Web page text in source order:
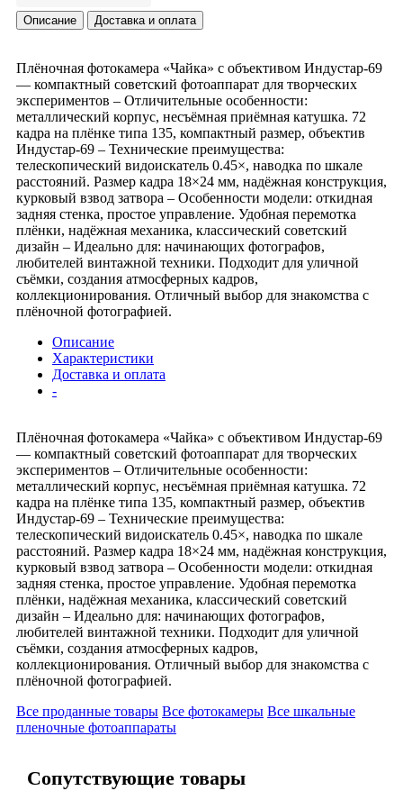
Описание Доставка и оплата
Плёночная фотокамера «Чайка» с объективом Индустар-69
— компактный советский фотоаппарат для творческих
экспериментов – Отличительные особенности:
металлический корпус, несъёмная приёмная катушка. 72
кадра на плёнке типа 135, компактный размер, объектив
Индустар-69 – Технические преимущества:
телескопический видоискатель 0.45×, наводка по шкале
расстояний. Размер кадра 18×24 мм, надёжная конструкция,
курковый взвод затвора – Особенности модели: откидная
задняя стенка, простое управление. Удобная перемотка
плёнки, надёжная механика, классический советский
дизайн – Идеально для: начинающих фотографов,
любителей винтажной техники. Подходит для уличной
съёмки, создания атмосферных кадров,
коллекционирования. Отличный выбор для знакомства с
плёночной фотографией.
Описание
Характеристики
Доставка и оплата
-
Плёночная фотокамера «Чайка» с объективом Индустар-69
— компактный советский фотоаппарат для творческих
экспериментов – Отличительные особенности:
металлический корпус, несъёмная приёмная катушка. 72
кадра на плёнке типа 135, компактный размер, объектив
Индустар-69 – Технические преимущества:
телескопический видоискатель 0.45×, наводка по шкале
расстояний. Размер кадра 18×24 мм, надёжная конструкция,
курковый взвод затвора – Особенности модели: откидная
задняя стенка, простое управление. Удобная перемотка
плёнки, надёжная механика, классический советский
дизайн – Идеально для: начинающих фотографов,
любителей винтажной техники. Подходит для уличной
съёмки, создания атмосферных кадров,
коллекционирования. Отличный выбор для знакомства с
плёночной фотографией.
Все проданные товары Все фотокамеры Все шкальные
пленочные фотоаппараты
Сопутствующие товары